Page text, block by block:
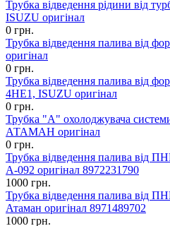
Трубка відведення рідини від
ISUZU оригінал
0 грн.
Трубка відведення палива від
оригінал
0 грн.
Трубка відведення палива від
4НЕ1, ISUZU оригінал
0 грн.
Трубка "А" охолоджувача
АТАМАН оригінал
0 грн.
Трубка відведення палива від
А-092 оригінал 8972231790
1000 грн.
Трубка відведення палива від
Атаман оригінал 8971489702
1000 грн.